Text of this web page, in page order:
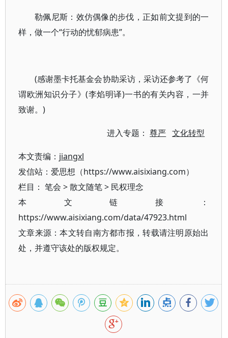
勒佩尼斯：效仿偶像的步伐，正如前文提到的一
样，做一个“行动的忧郁病患”。
(感谢墨卡托基金会协助采访，采访还参考了《何
谓欧洲知识分子》(李焰明译)一书的有关内容，一并
致谢。)
进入专题：尊严 文化转型
本文责编： jiangxl
发信站：爱思想（https://www.aisixiang.com）
栏目： 笔会 >散文随笔> 民权理念
本文链接：
https://www.aisixiang.com/data/47923.html
文章来源：本文转自南方都市报，转载请注明原始出
处，并遵守该处的版权规定。